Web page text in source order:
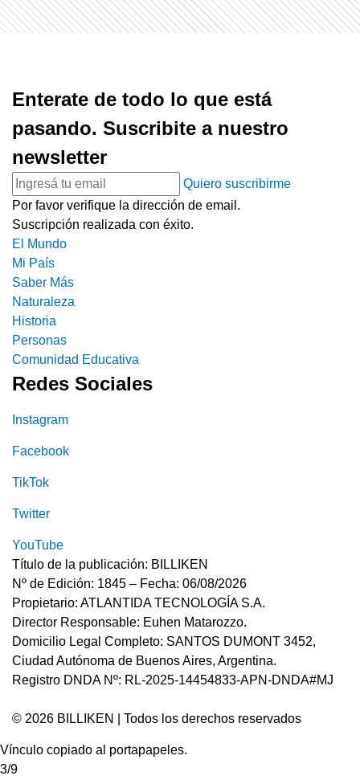
Enterate de todo lo que está
pasando. Suscribite a nuestro
newsletter
Quiero suscribirme
Por favor verifique la dirección de email.
Suscripción realizada con éxito.
El Mundo
Mi País
Saber Más
Naturaleza
Historia
Personas
Comunidad Educativa
Redes Sociales
Instagram
Facebook
TikTok
Twitter
YouTube
Título de la publicación: BILLIKEN
Nº de Edición: 1845 – Fecha: 06/08/2026
Propietario: ATLANTIDA TECNOLOGÍA S.A.
Director Responsable: Euhen Matarozzo.
Domicilio Legal Completo: SANTOS DUMONT 3452,
Ciudad Autónoma de Buenos Aires, Argentina.
Registro DNDA Nº: RL-2025-14454833-APN-DNDA#MJ
© 2026 BILLIKEN | Todos los derechos reservados
Vínculo copiado al portapapeles.
3/9